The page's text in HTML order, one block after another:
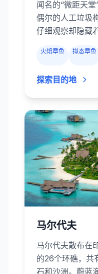
闻名的“微距天堂”。 黑色火山沙、
偶尔的人工垃圾
仔细观察却隐藏
章鱼和蓝环章鱼
蝓。 大多数潜点水浅且几乎无流，非常适
合微距摄影爱好
丽的珊瑚礁外，
寻宝。
火焰章鱼 拟态章鱼
探索目的地
马尔代夫
马尔代夫散布在
的26个环礁，共
石和沙洲。蔚蓝